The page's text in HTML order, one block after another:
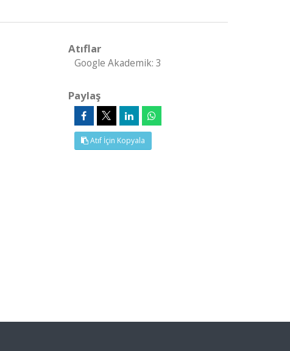
Atıflar
Google Akademik: 3
Paylaş
Atıf İçin Kopyala